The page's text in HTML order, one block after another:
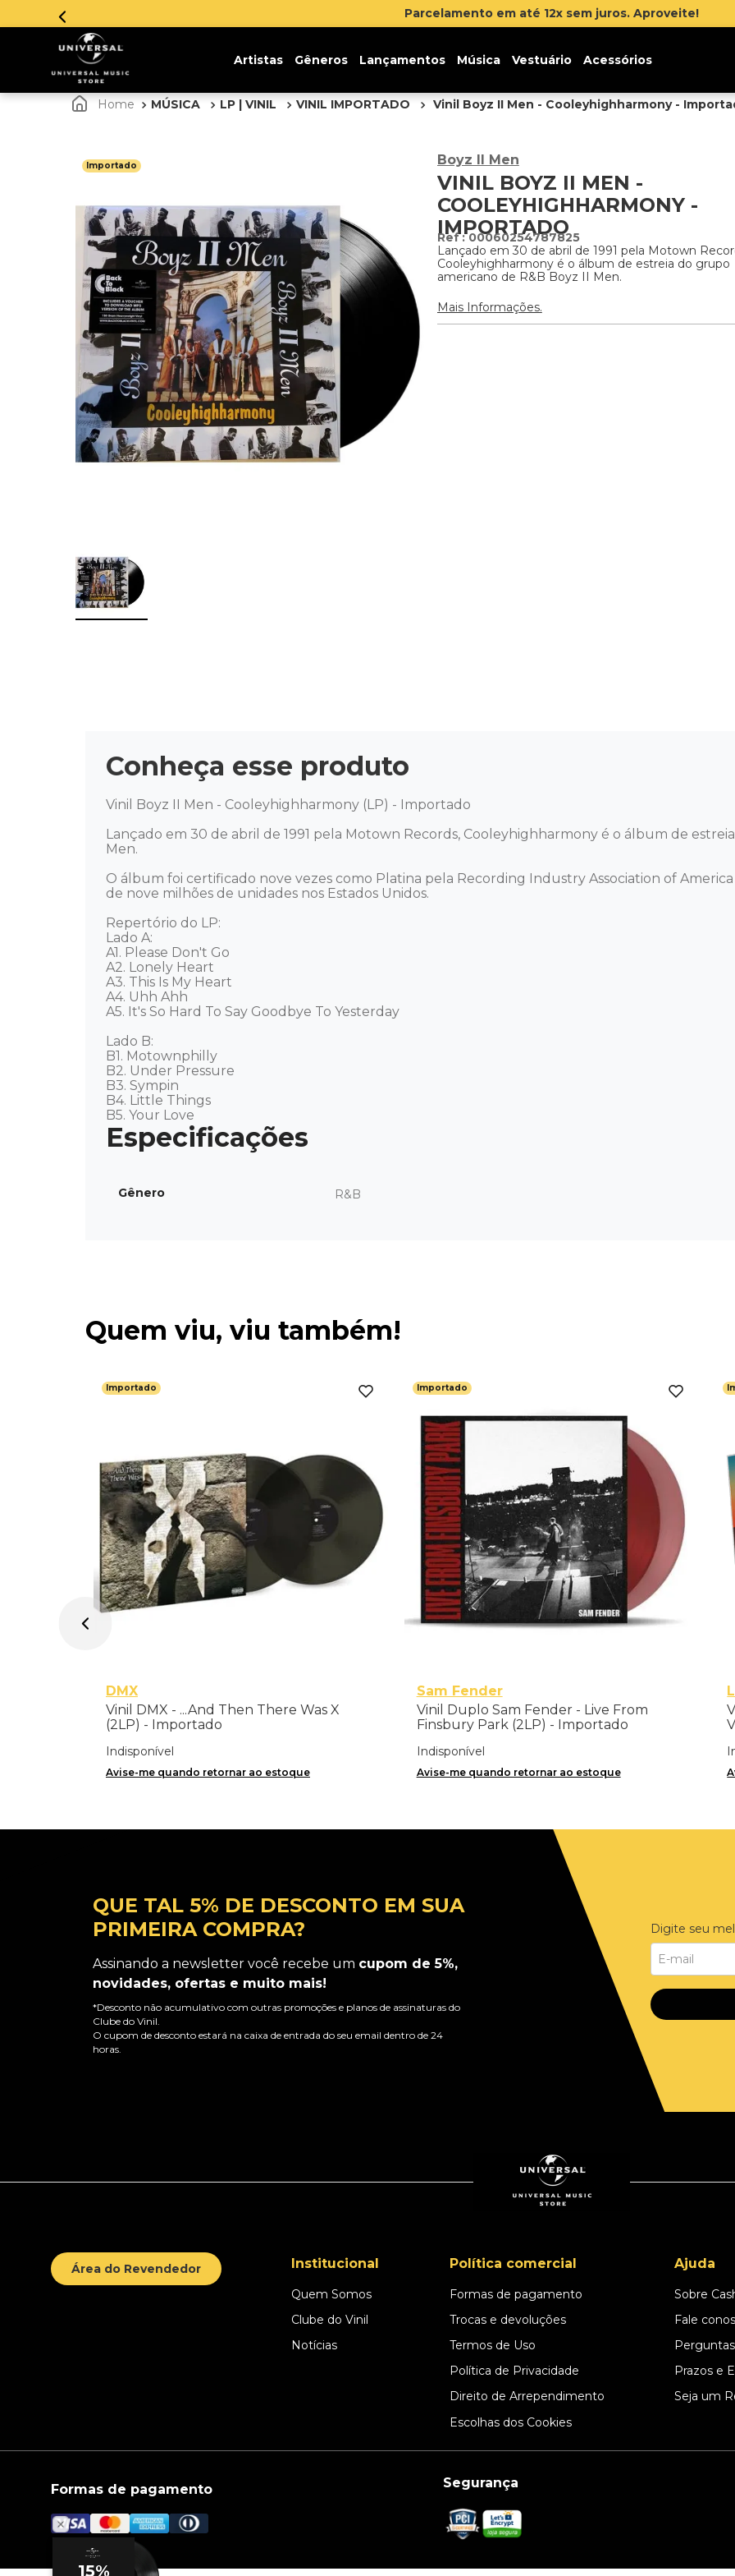
Parcelamento em até 12x sem juros. Aproveite!
Artistas Gêneros Lançamentos Música Vestuário Acessórios
MÚSICA LP | VINIL VINIL IMPORTADO Vinil Boyz II Men - Cooleyhighharmony -
Importado Boyz II Men
VINIL BOYZ II MEN -
COOLEYHIGHHARMONY -
IMPORTADO
:00060254787825
Lançado em 30 de abril de 1991 pela Motown
Cooleyhighharmony é o álbum de estreia do grupo
americano de R&B Boyz II Men.
Mais Informações.
Conheça esse produto
Vinil Boyz II Men - Cooleyhighharmony (LP) - Importado
Lançado em 30 de abril de 1991 pela Motown Records, Cooleyhighharmony é o álbum de
Men.
O álbum foi certificado nove vezes como Platina pela Recording Industry Association of
de nove milhões de unidades nos Estados Unidos.
Repertório do LP:
Lado A:
A1. Please Don't Go
A2. Lonely Heart
A3. This Is My Heart
A4. Uhh Ahh
A5. It's So Hard To Say Goodbye To Yesterday
Lado B:
B1. Motownphilly
B2. Under Pressure
B3. Sympin
B4. Little Things
B5. Your Love
Gênero R&B
Quem viu, viu também!
Importado
DMX
Vinil DMX - ...And Then There Was X
(2LP) - Importado
Indisponível
Avise-me quando retornar ao estoque
Importado
Sam Fender
Vinil Duplo Sam Fender - Live From
Finsbury Park (2LP) - Importado
Indisponível
Avise-me quando retornar ao estoque
QUE TAL 5% DE DESCONTO EM SUA
PRIMEIRA COMPRA?
Assinando a newsletter você recebe um cupom de 5%,
novidades, ofertas e muito mais!
*Desconto não acumulativo com outras promoções e planos de assinaturas do
Clube do Vinil.
O cupom de desconto estará na caixa de entrada do seu email dentro de 24
horas.
Digite seu
Área do Revendedor Institucional
Quem Somos
Clube do Vinil
Notícias
Política comercial
Formas de pagamento
Trocas e devoluções
Termos de Uso
Política de Privacidade
Direito de Arrependimento
Escolhas dos Cookies
Ajuda
Sobre
Fale
Prazos e
Seja um
Formas de pagamento Segurança